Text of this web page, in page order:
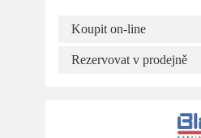
Koupit on-line
Rezervovat v prodejně